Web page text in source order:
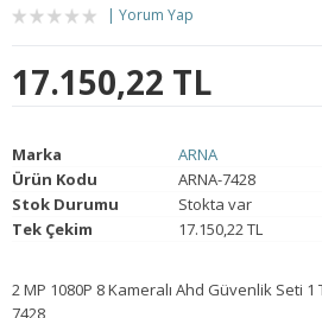
Yorum Yap
17.150,22 TL
Marka
ARNA
Ürün Kodu
ARNA-7428
Stok Durumu
Stokta var
Tek Çekim
17.150,22 TL
2 MP 1080P 8 Kameralı Ahd Güvenlik Seti
7428